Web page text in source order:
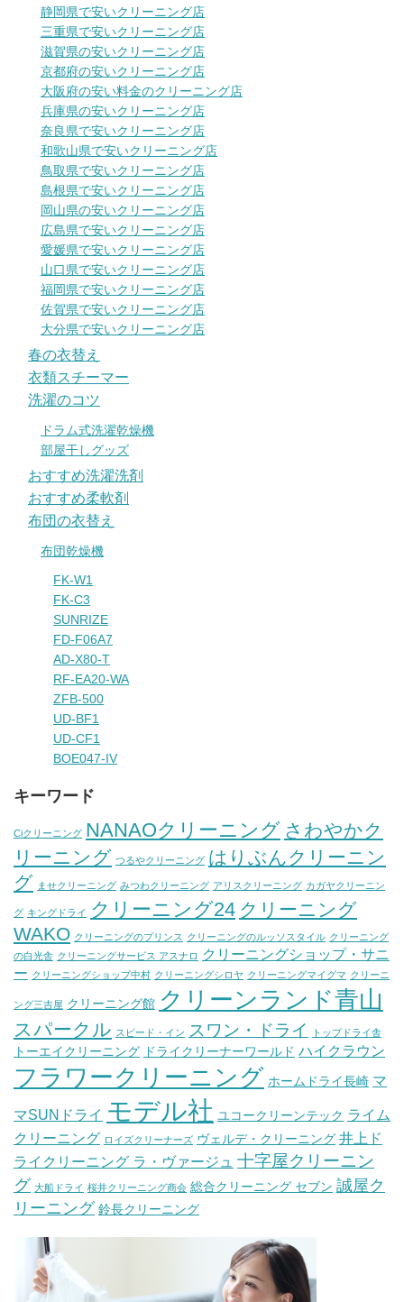
静岡県で安いクリーニング店
三重県で安いクリーニング店
滋賀県の安いクリーニング店
京都府の安いクリーニング店
大阪府の安い料金のクリーニング店
兵庫県の安いクリーニング店
奈良県で安いクリーニング店
和歌山県で安いクリーニング店
鳥取県で安いクリーニング店
島根県で安いクリーニング店
岡山県の安いクリーニング店
広島県で安いクリーニング店
愛媛県で安いクリーニング店
山口県で安いクリーニング店
福岡県で安いクリーニング店
佐賀県で安いクリーニング店
大分県で安いクリーニング店
春の衣替え
衣類スチーマー
洗濯のコツ
ドラム式洗濯乾燥機
部屋干しグッズ
おすすめ洗濯洗剤
おすすめ柔軟剤
布団の衣替え
布団乾燥機
FK-W1
FK-C3
SUNRIZE
FD-F06A7
AD-X80-T
RF-EA20-WA
ZFB-500
UD-BF1
UD-CF1
BOE047-IV
キーワード
Ciクリーニング NANAOクリーニング さわやかク
リーニング つるやクリーニング はりぶんクリーニン
グ ませクリーニング みつわクリーニング アリスクリーニング カガヤクリーニン
グ キングドライ クリーニング24 クリーニング
WAKO クリーニングのプリンス クリーニングのルッソスタイル クリーニング
の白光舎 クリーニングサービス アスナロ
クリーニングショップ・サニ
ー クリーニングショップ中村 クリーニングシロヤ クリーニングマイグマ クリーニ
ング三吉屋 クリーニング館 クリーンランド青山
スパークル スピード・イン スワン・ドライ トップドライ舎
トーエイクリーニング ドライクリーナーワールド ハイクラウン
フラワークリーニング ホームドライ長崎 マ
マSUNドライ モデル社 ユコークリーンテック ライム
クリーニング ロイズクリーナーズ ヴェルデ・クリーニング 井上ド
ライクリーニング ラ・ヴァージュ 十字屋クリーニン
グ 大船ドライ 桜井クリーニング商会 総合クリーニング セブン 誠屋ク
リーニング 鈴長クリーニング